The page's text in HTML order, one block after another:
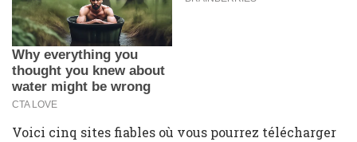
Voici cinq sites fiables où vous pourrez télécharger